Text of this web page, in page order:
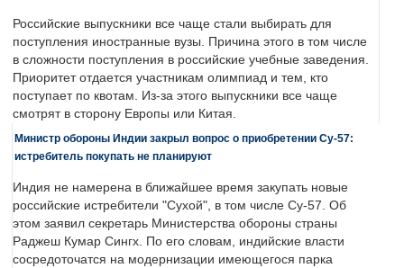
Российские выпускники все чаще стали выбирать для
поступления иностранные вузы. Причина этого в том числе
в сложности поступления в российские учебные заведения.
Приоритет отдается участникам олимпиад и тем, кто
поступает по квотам. Из-за этого выпускники все чаще
смотрят в сторону Европы или Китая.
Министр обороны Индии закрыл вопрос о приобретении Су-57:
истребитель покупать не планируют
Индия не намерена в ближайшее время закупать новые
российские истребители "Сухой", в том числе Су-57. Об
этом заявил секретарь Министерства обороны страны
Раджеш Кумар Сингх. По его словам, индийские власти
сосредоточатся на модернизации имеющегося парка